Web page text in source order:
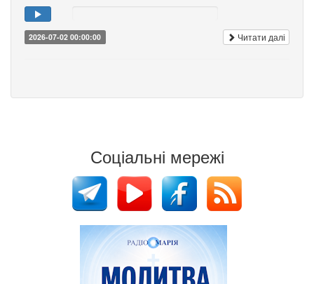
2026-07-02 00:00:00 Читати далі
Соціальні мережі